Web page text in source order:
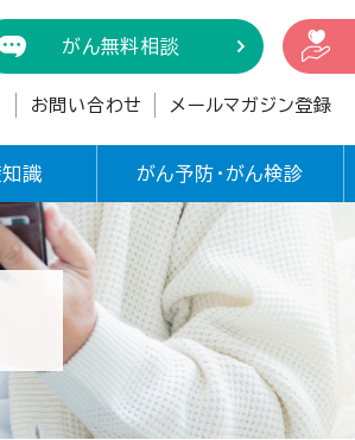
がん無料相談
お問い合わせ メールマガジン登録
識 がん予防・がん検診